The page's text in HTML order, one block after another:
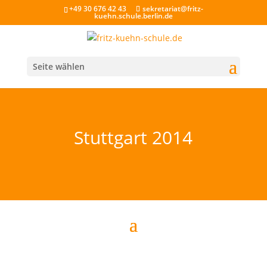
+49 30 676 42 43 sekretariat@fritz-
kuehn.schule.berlin.de
Seite wählen
Stuttgart 2014